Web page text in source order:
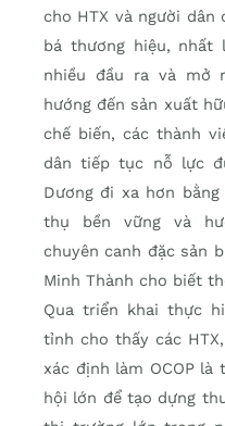
cho HTX và người dân
bá thương hiệu,
nhiều đầu ra và mở
hướng đến sản xuất
chế biến, các thành
dân tiếp tục nỗ lực
Dương đi xa hơn
thụ bền vững và
chuyên canh đặc sản
Minh Thành cho biết
Qua triển khai thực
tỉnh cho thấy các
xác định làm OCOP là
hội lớn để tạo dựng